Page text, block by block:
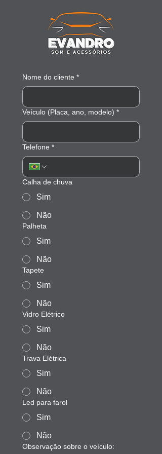
Nome do cliente *
Veículo (Placa, ano, modelo) *
Telefone *
Calha de chuva
Sim
Não
Palheta
Sim
Não
Tapete
Sim
Não
Vidro Elétrico
Sim
Não
Trava Elétrica
Sim
Não
Led para farol
Sim
Não
Observação sobre o veículo: